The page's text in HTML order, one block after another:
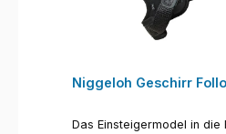
Niggeloh Geschirr
Das Einsteigermodel in die